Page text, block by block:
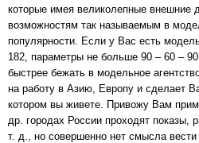
которые имея великолепные внешние
возможностям так называемым в
популярности. Если у Вас есть
182, параметры не больше 90 – 60 –
быстрее бежать в модельное
на работу в Азию, Европу и сделает
котором вы живете. Привожу Вам
др. городах России проходят показы,
т. д., но совершенно нет смысла